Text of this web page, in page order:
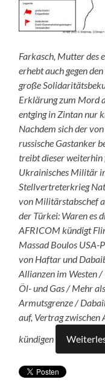
Farkasch, Mutter des
erhebt auch gegen
große
Erklärung zum Mord
entging in Zintan nur
Nachdem sich der
russische Gastanker
treibt dieser
Ukrainisches Militär
Stellvertreterkrieg
von Militärstabschef
der Türkei: Waren es
AFRICOM kündigt
Massad Boulos
von Haftar und
Allianzen im Westen
Öl- und Gas / Mehr
Armutsgrenze /
auf, Vertrag
kündigen